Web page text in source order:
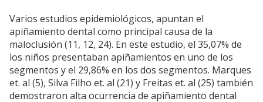
Varios estudios epidemiológicos, apuntan el
apiñamiento dental como principal causa de la
maloclusión (11, 12, 24). En este estudio, el 35,07% de
los niños presentaban apiñamientos en uno de los
segmentos y el 29,86% en los dos segmentos. Marques
et. al (5), Silva Filho et. al (21) y Freitas et. al (25) también
demostraron alta ocurrencia de apiñamiento dental